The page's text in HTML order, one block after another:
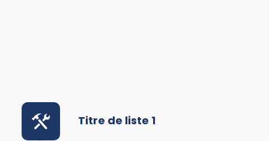
Titre de liste 1